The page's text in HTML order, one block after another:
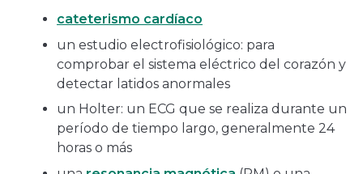
cateterismo cardíaco
un estudio electrofisiológico: para
comprobar el sistema eléctrico del corazón y
detectar latidos anormales
un Holter: un ECG que se realiza durante un
período de tiempo largo, generalmente 24
horas o más